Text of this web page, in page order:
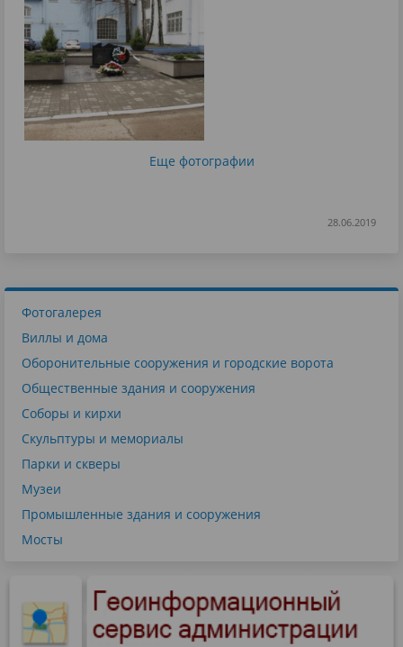
Еще фотографии
28.06.2019
Фотогалерея
Виллы и дома
Оборонительные сооружения и городские ворота
Общественные здания и сооружения
Соборы и кирхи
Скульптуры и мемориалы
Парки и скверы
Музеи
Промышленные здания и сооружения
Мосты